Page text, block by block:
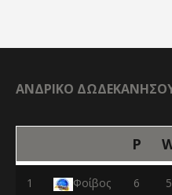
ΑΝΔΡΙΚΟ
P
1 Φοίβος 6 5